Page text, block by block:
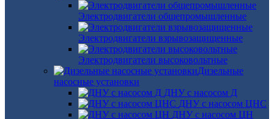
Электродвигатели общепромышленные
Электродвигатели взрывозащищенные
Электродвигатели высоковольтные
Дизельные
насосные установки
ДНУ с насосом Д
ДНУ с насосом ЦНС
ДНУ с насосом ЦН